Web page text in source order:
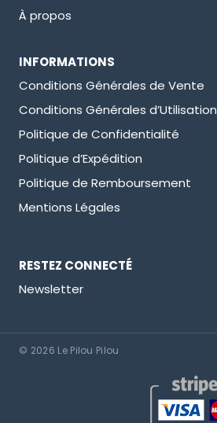
À propos
INFORMATIONS
Conditions Générales de Vente
Conditions Générales d’Utilisation
Politique de Confidentialité
Politique d’Expédition
Politique de Remboursement
Mentions Légales
RESTEZ CONNECTÉ
Newsletter
© 2026 Le Pilou Pilou